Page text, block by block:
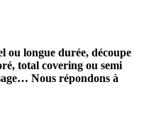
longue durée, découpe
total covering ou semi
Nous répondons à